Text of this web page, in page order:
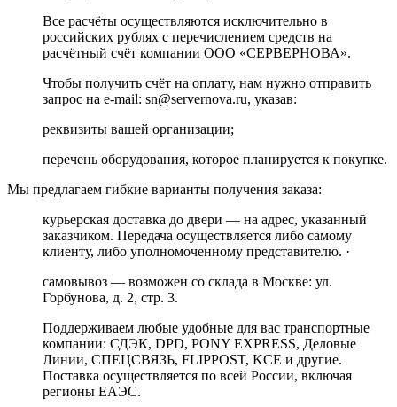
Все расчёты осуществляются исключительно в
российских рублях с перечислением средств на
расчётный счёт компании ООО «СЕРВЕРНОВА».
Чтобы получить счёт на оплату, нам нужно отправить
запрос на e-mail: sn@servernova.ru, указав:
реквизиты вашей организации;
перечень оборудования, которое планируется к покупке.
Мы предлагаем гибкие варианты получения заказа:
курьерская доставка до двери — на адрес, указанный
заказчиком. Передача осуществляется либо самому
клиенту, либо уполномоченному представителю. ·
самовывоз — возможен со склада в Москве: ул.
Горбунова, д. 2, стр. 3.
Поддерживаем любые удобные для вас транспортные
компании: СДЭК, DPD, PONY EXPRESS, Деловые
Линии, СПЕЦСВЯЗЬ, FLIPPOST, KCE и другие.
Поставка осуществляется по всей России, включая
регионы ЕАЭС.